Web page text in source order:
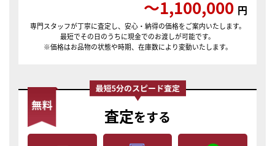
〜1,100,000 円
専門スタッフが丁寧に査定し、安心・納得の価格をご案内いたします。
最短でその日のうちに現金でのお渡しが可能です。
※価格はお品物の状態や時期、在庫数により変動いたします。
査定をする